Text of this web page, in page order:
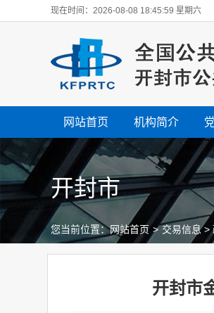
现在时间：2026-08-08 18:46:00 星期六
网站首页 机构简介
开封市
您当前位置：网站首页 > 交易信息>
开封市